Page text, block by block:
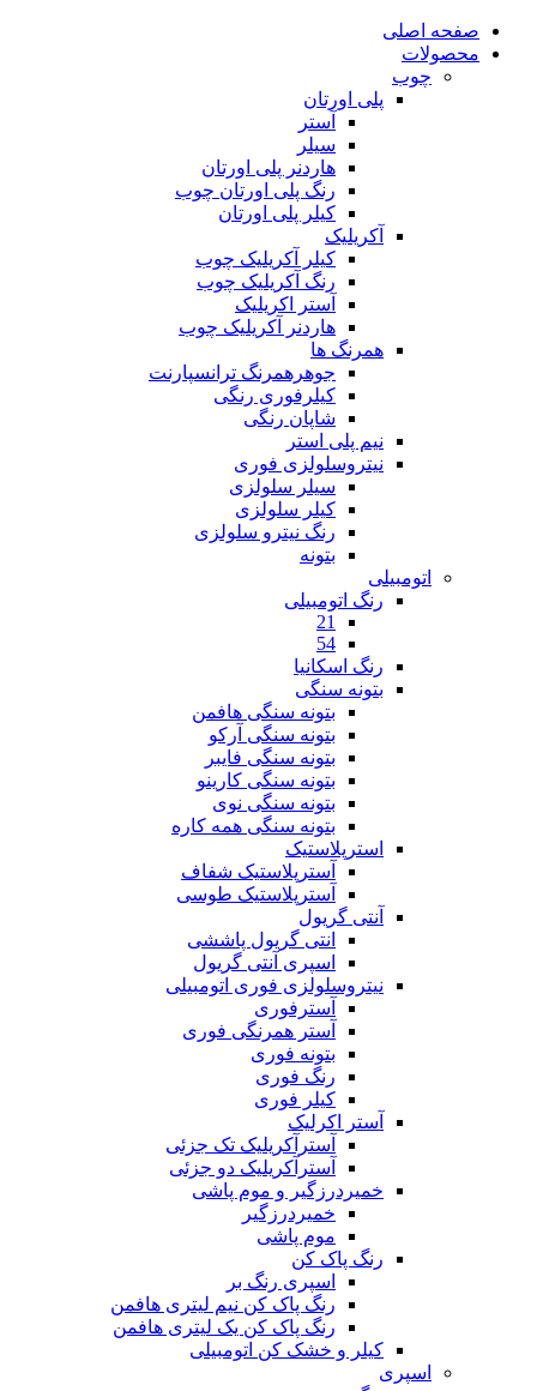
صفحه اصلی
محصولات
چوب
پلی اورتان
آستر
سیلر
هاردنر پلی اورتان
رنگ پلی اورتان چوب
کیلر پلی اورتان
آکریلیک
کیلر آکریلیک چوب
رنگ آکریلیک چوب
آستر اکریلیک
هاردنر آکریلیک چوب
همرنگ ها
جوهرهمرنگ ترانسپارنت
کیلرفوری رنگی
شاپان رنگی
نیم پلی استر
نیتروسلولزی فوری
سیلر سلولزی
کیلر سلولزی
رنگ نیترو سلولزی
بتونه
اتومبیلی
رنگ اتومبیلی
21
54
رنگ اسکانیا
بتونه سنگی
بتونه سنگی هافمن
بتونه سنگی آرکو
بتونه سنگی فایبر
بتونه سنگی کارینو
بتونه سنگی نوی
بتونه سنگی همه کاره
استرپلاستیک
آسترپلاستیک شفاف
آسترپلاستیک طوسی
آنتی گریول
انتی گریول پاششی
اسپری آنتی گریول
نیتروسلولزی فوری اتومبیلی
آسترفوری
آستر همرنگی فوری
بتونه فوری
رنگ فوری
کیلر فوری
آستر اکرلیک
آسترآکریلیک تک جزئی
آسترآکریلیک دو جزئی
خمیردرزگیر و موم پاشی
خمیردرزگیر
موم پاشی
رنگ پاک کن
اسپری رنگ بر
رنگ پاک کن نیم لیتری هافمن
رنگ پاک کن یک لیتری هافمن
کیلر و خشک کن اتومبیلی
اسپری